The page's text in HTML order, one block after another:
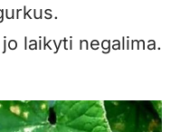
laikyti negalima.